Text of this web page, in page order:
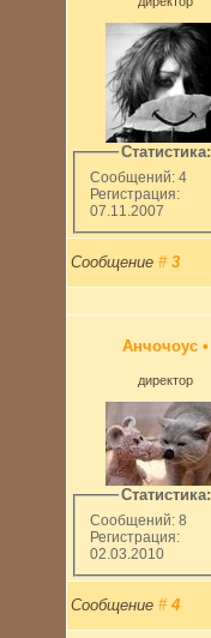
Статистика:
Сообщений: 4
Регистрация:
07.11.2007
Сообщение # 3
Анчочоус •
директор
Статистика:
Сообщений: 8
Регистрация:
02.03.2010
Сообщение # 4